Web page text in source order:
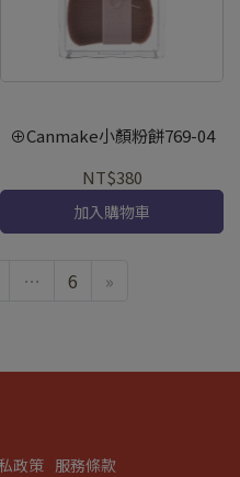
⊕Canmake小顏粉餅769-04
NT$380
加入購物車
… 6 »
政策 服務條款